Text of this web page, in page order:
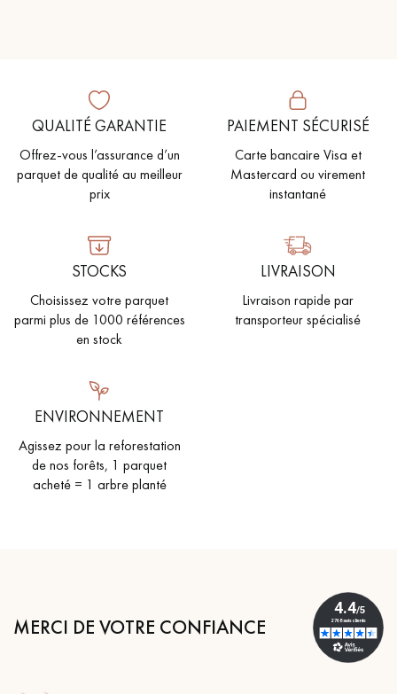
QUALITÉ GARANTIE
Offrez-vous l’assurance d’un
parquet de qualité au meilleur
prix
PAIEMENT SÉCURISÉ
Carte bancaire Visa et
Mastercard ou virement
instantané
STOCKS
Choisissez votre parquet
parmi plus de 1000 références
en stock
LIVRAISON
Livraison rapide par
transporteur spécialisé
ENVIRONNEMENT
Agissez pour la reforestation
de nos forêts, 1 parquet
acheté = 1 arbre planté
MERCI DE VOTRE CONFIANCE